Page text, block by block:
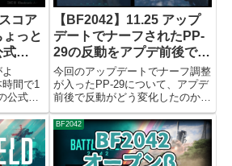
コア
っと
式
間で1
公式
然アッ
れまし
ト
）が予
【BF2042】11.25 アップ
デートでナーフされたPP-
29の反動をアプデ前後で比
較してみた
今回のアップデートでナーフ調整
が入ったPP-29について、アプデ
前後で反動がどう変化したのかを
動画にしたのでそれの紹介で
す。 動画BF2042の11.25アプデ
にてPP-29の反動が大きくなった
とのことなので、アプデ前後で比
較しました。（リ...
BF2042